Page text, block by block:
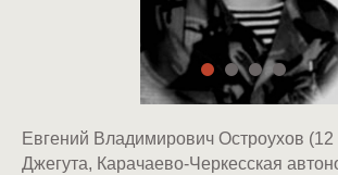
Евгений Владимирович Остроухов (12
Джегута, Карачаево-Черкесская